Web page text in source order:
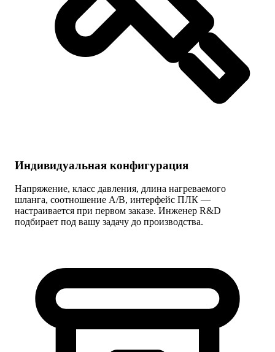
Индивидуальная конфигурация
Напряжение, класс давления, длина нагреваемого
шланга, соотношение A/B, интерфейс ПЛК —
настраивается при первом заказе. Инженер R&D
подбирает под вашу задачу до производства.